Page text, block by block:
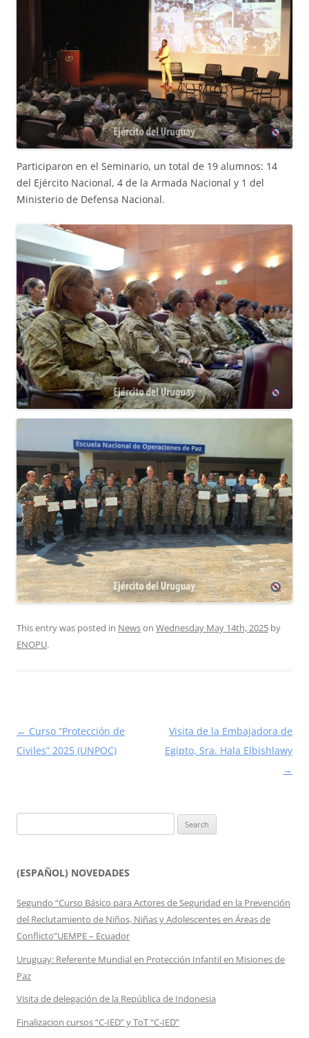
Participaron en el Seminario, un total de 19 alumnos: 14
del Ejército Nacional, 4 de la Armada Nacional y 1 del
Ministerio de Defensa Nacional.
This entry was posted in Newson Wednesday May 14th, 2025 by
ENOPU.
Post
navigation
← Curso “Protección de
Civiles” 2025 (UNPOC)
Visita de la Embajadora de
Egipto, Sra. Hala Elbishlawy
→
for:
(ESPAÑOL) NOVEDADES
Segundo “Curso Básico para Actores de Seguridad en la Prevención
del Reclutamiento de Niños, Niñas y Adolescentes en Áreas de
Conflicto”UEMPE – Ecuador
Uruguay: Referente Mundial en Protección Infantil en Misiones de
Paz
Visita de delegación de la República de Indonesia
Finalizacion cursos “C-IED” y ToT “C-IED”